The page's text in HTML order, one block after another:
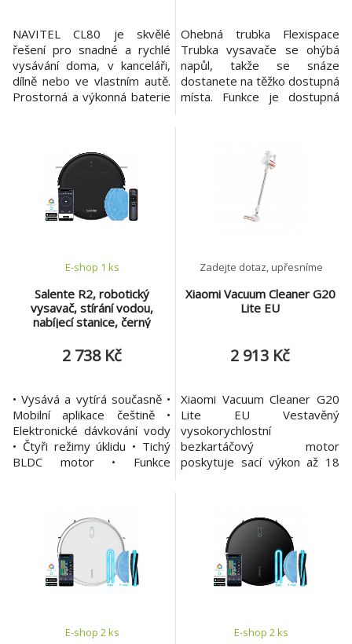
NAVITEL CL80 je skvělé
řešení pro snadné a rychlé
vysávání doma, v kanceláři,
dílně nebo ve vlastním autě.
Prostorná a výkonná baterie
něj činí přenosné zařízení,
které lze snadno vyčistit a
uložit do kufru, stolu nebo na
polici nad pracovním stolem.
Vysoký sa
Ohebná trubka Flexispace
Trubka vysavače se ohýbá
napůl, takže se snáze
dostanete na těžko dostupná
místa. Funkce je dostupná
vysavače zajišťuje jeho
optimální provoz, který
zaručuje čistotu domácích
povrchů. Možnost nastavení
ve 3 úrovních. Indikátor stavu
Salente R2, robotický
vysavač, stírání vodou,
nabíjecí stanice, černý
E-shop 1 ks
2 738 Kč
• Vysává a vytírá současně •
Mobilní aplikace češtině •
Elektronické dávkování vody
• Čtyři režimy úklidu • Tichý
BLDC motor • Funkce
Dálkové ovládání • Baterie 2
500 mAh Robotický vysavač
2v1 s mobilní aplikací
Vysavač Salente R2 s
elektronic
Xiaomi Vacuum Cleaner G20
Lite EU
Zadejte dotaz, upřesníme
2 913 Kč
Xiaomi Vacuum Cleaner G20
Lite EU Vestavěný
vysokorychlostní
bezkartáčový motor
poskytuje sací výkon až 18
Technologie detekce prachu
pomocí bílého světla
umožňuje odhalit i skryté
nečistoty a skvrny. *
pětistupňová filtrace * sada
E-shop 2 ks E-shop 2 ks